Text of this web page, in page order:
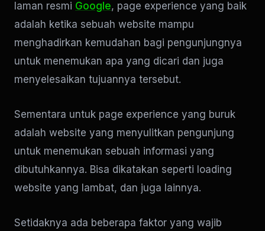
laman resmi Google, page experience yang baik
adalah ketika sebuah website mampu
menghadirkan kemudahan bagi pengunjungnya
untuk menemukan apa yang dicari dan juga
menyelesaikan tujuannya tersebut.
Sementara untuk page experience yang buruk
adalah website yang menyulitkan pengunjung
untuk menemukan sebuah informasi yang
dibutuhkannya. Bisa dikatakan seperti loading
website yang lambat, dan juga lainnya.
Setidaknya ada beberapa faktor yang wajib